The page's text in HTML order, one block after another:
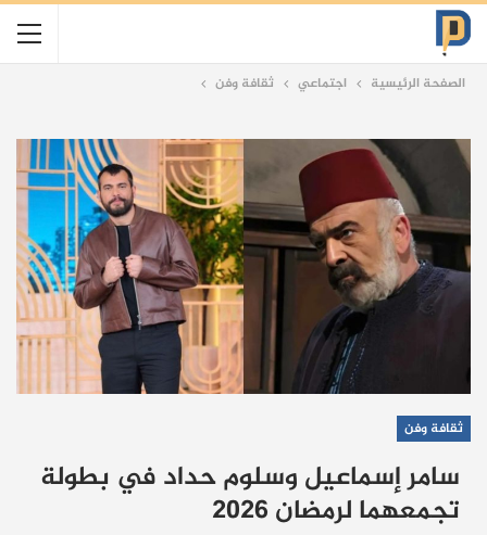
الصفحة الرئيسية اجتماعي ثقافة وفن
ثقافة وفن
سامر إسماعيل وسلوم حداد في بطولة
تجمعهما لرمضان 2026